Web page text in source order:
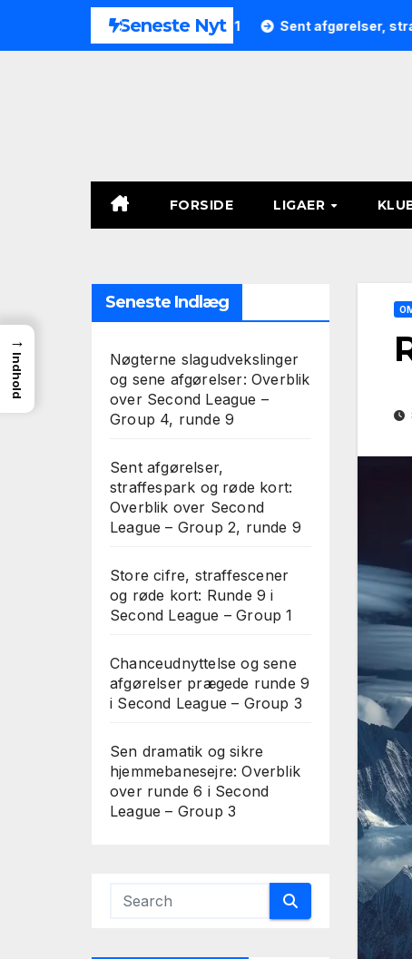
Seneste Nyt
League – Group 1 Sent afgørelser, straffespark og
FORSIDE LIGAER
Seneste Indlæg
Nøgterne slagudvekslinger
og sene afgørelser: Overblik
over Second League –
Group 4, runde 9
Sent afgørelser,
straffespark og røde kort:
Overblik over Second
League – Group 2, runde 9
Store cifre, straffescener
og røde kort: Runde 9 i
Second League – Group 1
Chanceudnyttelse og sene
afgørelser prægede runde 9
i Second League – Group 3
Sen dramatik og sikre
hjemmebanesejre: Overblik
over runde 6 i Second
League – Group 3
→
Indhold